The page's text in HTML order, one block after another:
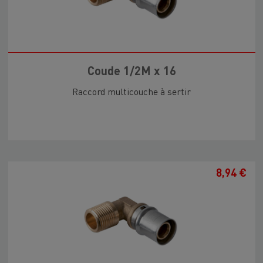
Coude 1/2M x 16
Raccord multicouche à sertir
8,94 €